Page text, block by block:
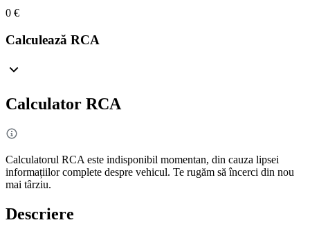
0 €
Calculează RCA
Calculator RCA
Calculatorul RCA este indisponibil momentan, din cauza lipsei
informațiilor complete despre vehicul. Te rugăm să încerci din nou
mai târziu.
Descriere